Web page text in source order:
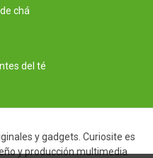
chá
del té
y gadgets. Curiosite es
y producción multimedia